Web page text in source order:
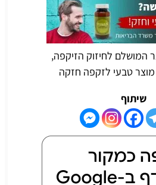
המושלם לחיזוק הזיקפה,
מוצר טבעי לזקפה חזקה
שיתוף